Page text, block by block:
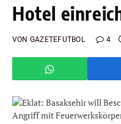
Hotel
VON GAZETEFUTBOL 4